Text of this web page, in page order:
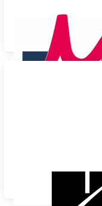
Monika Hildner
Musikverlag